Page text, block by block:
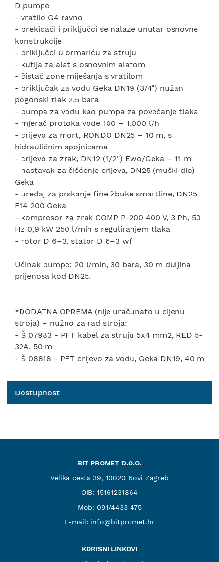
D pumpe
- vratilo G4 ravno
- prekidači i priključci se nalaze unutar osnovne
konstrukcije
- priključci u ormariću za struju
- kutija za alat s osnovnim alatom
- čistač zone miješanja s vratilom
- priključak za vodu Geka DN19 (3/4") nužan
pogonski tlak 2,5 bara
- pumpa za vodu kao pumpa za povećanje tlaka
- mjerač protoka vode 100 – 1.000 l/h
- crijevo za mort, RONDO DN25 – 10 m, s
hidrauličnim spojnicama
- crijevo za zrak, DN12 (1/2") Ewo/Geka – 11 m
- nastavak za čišćenje crijeva, DN25 (muški dio)
Geka
- uređaj za prskanje fine žbuke smartline, DN25
F14 200 Geka
- kompresor za zrak COMP P-200 400 V, 3 Ph, 50
Hz 0,9 kW 250 l/min s reguliranjem tlaka
- rotor D 6–3, stator D 6–3 wf
Učinak pumpe: 20 l/min, 30 bara, 30 m duljina
prijenosa kod DN25.
*DODATNA OPREMA (nije uračunato u cijenu
stroja) – nužno za rad stroja:
- Š 07983 - PFT kabel za struju 5x4 mm2, RED 5-
32A, 50 m
- Š 08818 - PFT crijevo za vodu, Geka DN19, 40 m
Dostupnost
BIT PROMET D.O.O.
Velika cesta 39, 10020 Novi Zagreb
OIB: 15161231864
Mob: 091/4433 475
E-mail: info@bitpromet.hr
KORISNI LINKOVI